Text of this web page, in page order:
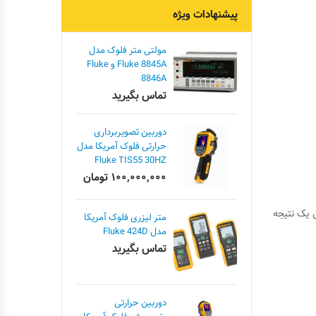
یک نتیجه
پیشنهادات ویژه
مولتی متر فلوک مدل
Fluke 8845A و Fluke
8846A
تماس بگیرید
دوربین تصویربرداری
حرارتی فلوک آمریکا مدل
Fluke TIS55 30HZ
۱۰۰,۰۰۰,۰۰۰ تومان
متر لیزری فلوک آمریکا
مدل Fluke 424D
تماس بگیرید
دوربین حرارتی